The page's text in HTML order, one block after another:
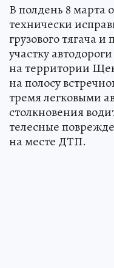
В полдень 8 марта
технически
грузового тягача
участку
на территории
на полосу
тремя легковыми
столкновения
телесные
на месте ДТП.